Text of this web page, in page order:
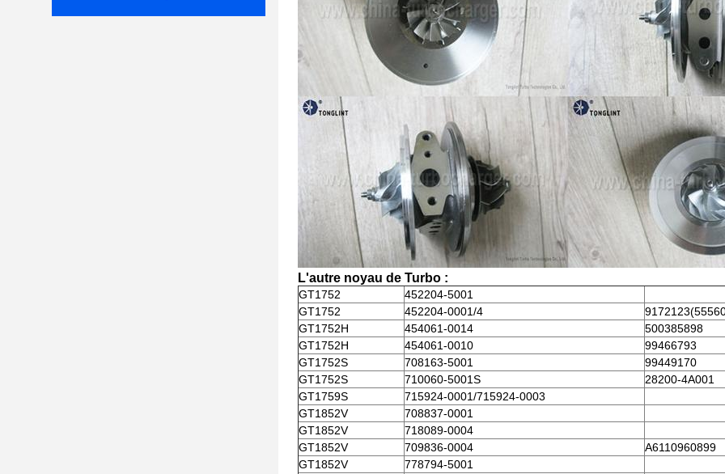
L'autre noyau de Turbo :
GT1752
452204-5001
GT1752
452204-0001/4
GT1752H
454061-0014
500385898
GT1752H
454061-0010
99466793
GT1752S
708163-5001
99449170
GT1752S
710060-5001S
28200-4A001
GT1759S
715924-0001/715924-0003
GT1852V
708837-0001
GT1852V
718089-0004
GT1852V
709836-0004
A6110960899
GT1852V
778794-5001